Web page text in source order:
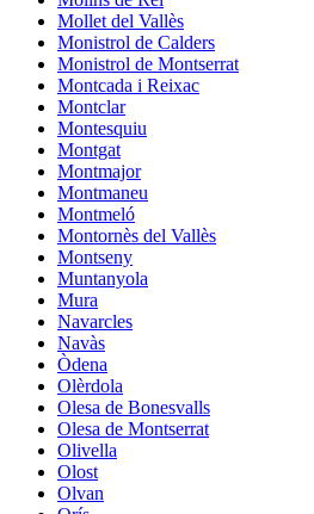
Mollet del Vallès
Monistrol de Calders
Monistrol de Montserrat
Montcada i Reixac
Montclar
Montesquiu
Montgat
Montmajor
Montmaneu
Montmeló
Montornès del Vallès
Montseny
Muntanyola
Mura
Navarcles
Navàs
Òdena
Olèrdola
Olesa de Bonesvalls
Olesa de Montserrat
Olivella
Olost
Olvan